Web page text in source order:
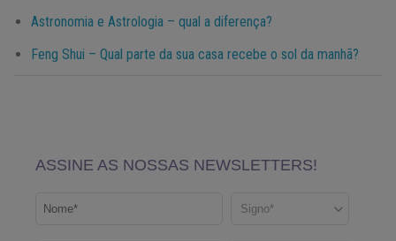
Astronomia e Astrologia – qual a diferença?
Feng Shui – Qual parte da sua casa recebe o sol da manhã?